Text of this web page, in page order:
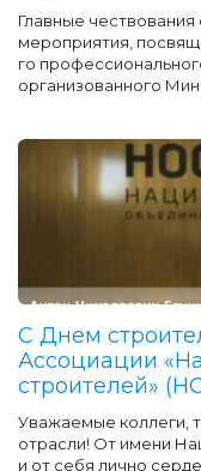
Главные
мероприятия,
го
организованного
С Днем
Ассоциации
строителей»
Уважаемые коллеги,
отрасли! От имени
и от себя лично